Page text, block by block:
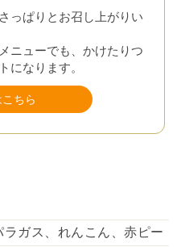
っぱりとお召し上がりい
ニューでも、かけたりつ
になります。
ちら
ガス、れんこん、赤ピー